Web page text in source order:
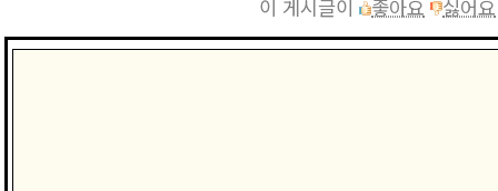
이 게시글이
좋아요 싫어요